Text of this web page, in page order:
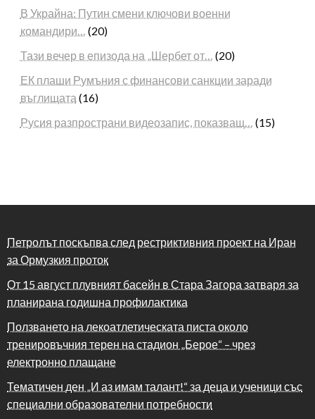
В Украйна: Путин смени ключови военни
командири… (20)
Тази вечер в епизода на „Шербет от… (20)
ЕК плаши Румъния с финансови санкции заради
въглищата (16)
Русия разпространи видеозапис, показващ… (15)
Петролът поскъпва след рестриктивния проект на Иран
за Ормузкия проток
От 15 август плувният басейн в Стара Загора затваря за
планирана годишна профилактика
Ползването на лекоатлетическата писта около
тренировъчния терен на стадион „Берое“ – чрез
електронно плащане
Тематичен ден „И аз имам талант!“ за деца и ученици със
специални образователни потребности